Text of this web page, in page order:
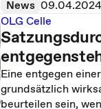
News 09.04.2024
OLG Celle
Eine entgegen
grundsätzlich
beurteilen sein,